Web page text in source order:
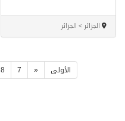
الجزائر > الجزائر
الأولى «
7
8